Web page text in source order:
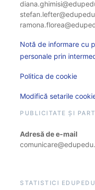
Notă de informare cu
personale prin
Politica de cookie
Modifică setarile
PUBLICITATE ȘI
Adresă de e-mail
STATISTICI